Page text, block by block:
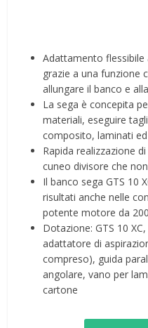
Adattamento flessibile
grazie a una funzione
allungare il banco e
La sega è concepita
materiali, eseguire
composito, laminati
Rapida realizzazione
cuneo divisore che
Il banco sega GTS 10
risultati anche nelle
potente motore da
Dotazione: GTS 10
adattatore di
compreso), guida
angolare, vano per
cartone